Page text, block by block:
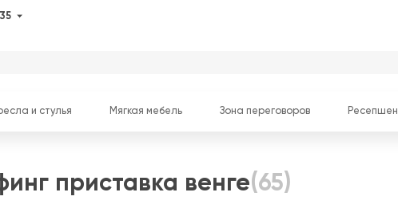
и стулья Мягкая мебель Зона переговоров Ресепшен
приставка венге(65)